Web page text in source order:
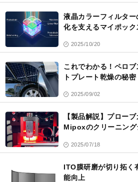
液晶カラーフィルタ
化を支えるマイポッ
2025/10/20
これでわかる！ペロ
トプレート乾燥の秘密
2025/09/02
【製品解説】プロー
Mipoxのクリーニング
2025/07/18
ITO膜研磨が切り拓く
能向上